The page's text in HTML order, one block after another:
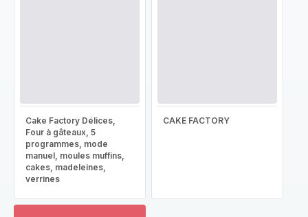
Cake Factory Délices,
Four à gâteaux, 5
programmes, mode
manuel, moules muffins,
cakes, madeleines,
verrines
CAKE FACTORY